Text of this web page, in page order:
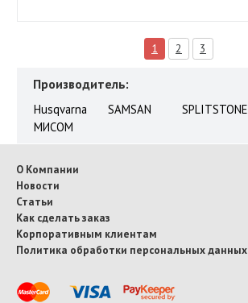
1 2 3
Производитель:
Husqvarna SAMSAN SPLITSTONE
МИСОМ
О Компании
Новости
Статьи
Как сделать заказ
Корпоративным клиентам
Политика обработки персональных данных